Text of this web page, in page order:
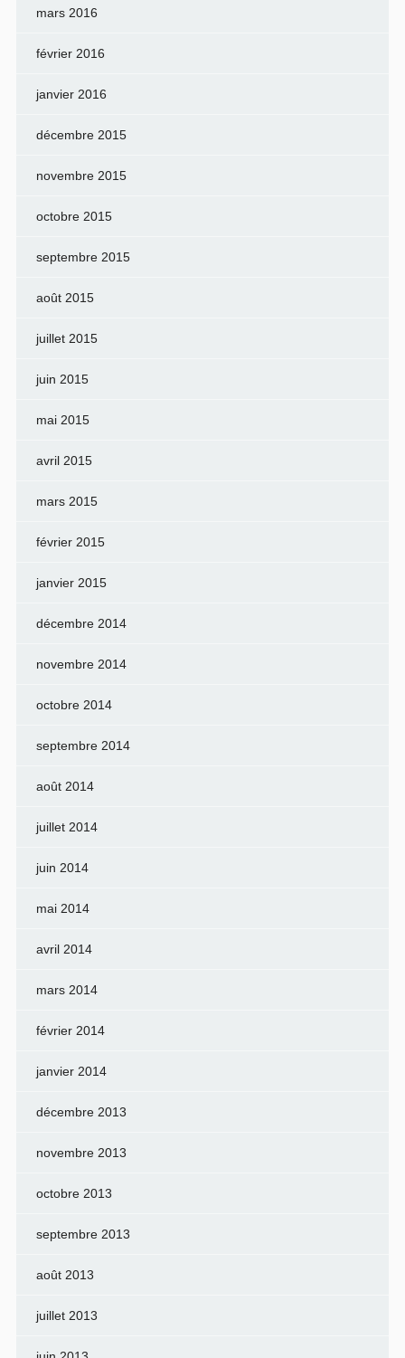
mars 2016
février 2016
janvier 2016
décembre 2015
novembre 2015
octobre 2015
septembre 2015
août 2015
juillet 2015
juin 2015
mai 2015
avril 2015
mars 2015
février 2015
janvier 2015
décembre 2014
novembre 2014
octobre 2014
septembre 2014
août 2014
juillet 2014
juin 2014
mai 2014
avril 2014
mars 2014
février 2014
janvier 2014
décembre 2013
novembre 2013
octobre 2013
septembre 2013
août 2013
juillet 2013